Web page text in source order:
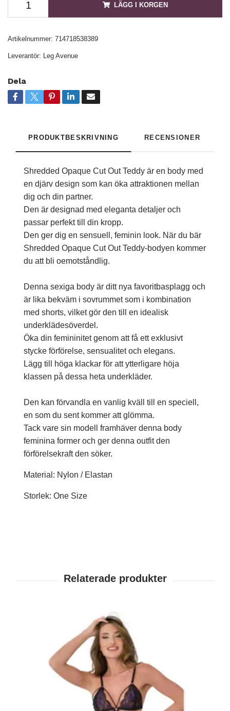
LÄGG I KORGEN
Artikelnummer: 714718538389
Leverantör: Leg Avenue
Dela
PRODUKTBESKRIVNING RECENSIONER
Shredded Opaque Cut Out Teddy är en body med
en djärv design som kan öka attraktionen mellan
dig och din partner.
Den är designad med eleganta detaljer och
passar perfekt till din kropp.
Den ger dig en sensuell, feminin look. När du bär
Shredded Opaque Cut Out Teddy-bodyen kommer
du att bli oemotståndlig.
Denna sexiga body är ditt nya favoritbasplagg och
är lika bekväm i sovrummet som i kombination
med shorts, vilket gör den till en idealisk
underklädesöverdel.
Öka din femininitet genom att få ett exklusivt
stycke förförelse, sensualitet och elegans.
Lägg till höga klackar för att ytterligare höja
klassen på dessa heta underkläder.
Den kan förvandla en vanlig kväll till en speciell,
en som du sent kommer att glömma.
Tack vare sin modell framhäver denna body
feminina former och ger denna outfit den
förförelsekraft den söker.
Material: Nylon / Elastan
Storlek: One Size